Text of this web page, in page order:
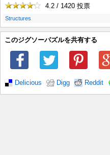
4.2 / 1420 投票
Structures
このジグソーパズルを共有する
Delicious Digg Reddit